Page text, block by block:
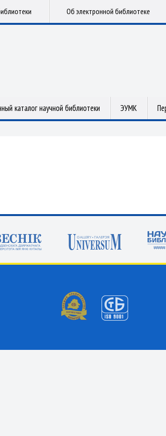
Об электронной библиотеке
каталог научной библиотеки ЭУМК